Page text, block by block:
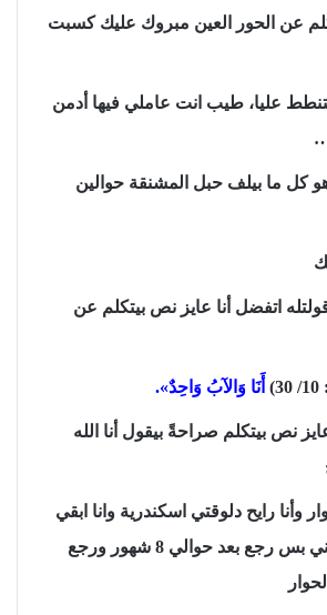
عن الحور العين مبروك عليك كسبت
عليا، طيب انت عاملي فيها أدمن
كل ما بيلف حبل المشنقة حوالين
قولتله اتفضل أنا عايز نص بيتكلم عن
أَنَا وَالآبُ وَاحِدٌ».
نص بيتكلم صراحةً بيقول أنا الله
وأنا رايح دلوقتي اسكندرية وانا ابقي
أجيلك، فعلاً رجع تاني بس رجع بعد حوالي 8 شهور ورجع